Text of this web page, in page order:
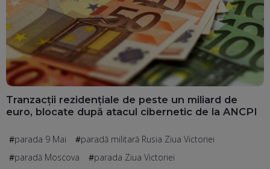
Tranzacții rezidențiale de peste un miliard de
euro, blocate după atacul cibernetic de la ANCPI
parada 9 Mai
paradă militară Rusia Ziua Victoriei
paradă Moscova
parada Ziua Victoriei